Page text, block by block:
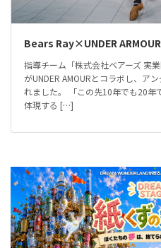
Bears Ray×UNDER ARMOUR
指導チーム「株式会社ベアーズ 実
がUNDER AMOURとコラボし、ア
れました。 「この先10年でも20年
体現する […]